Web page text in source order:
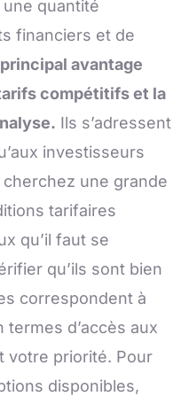
quantité
financiers et de
avantage
compétitifs et la
Ils s’adressent
investisseurs
une grande
tarifaires
qu’il faut se
qu’ils sont bien
correspondent à
d’accès aux
votre priorité. Pour
disponibles,